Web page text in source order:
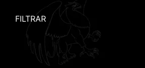
FILTRAR